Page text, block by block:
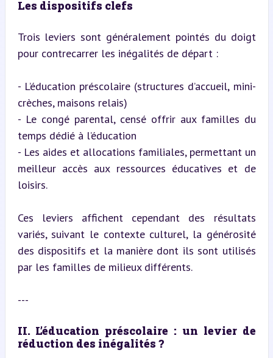
Les dispositifs clefs
Trois leviers sont généralement pointés du doigt
pour contrecarrer les inégalités de départ :
- L’éducation préscolaire (structures d’accueil, mini-
crèches, maisons relais)
- Le congé parental, censé offrir aux familles du
temps dédié à l’éducation
- Les aides et allocations familiales, permettant un
meilleur accès aux ressources éducatives et de
loisirs.
Ces leviers affichent cependant des résultats
variés, suivant le contexte culturel, la générosité
des dispositifs et la manière dont ils sont utilisés
par les familles de milieux différents.
---
II. L’éducation préscolaire : un levier de
réduction des inégalités ?